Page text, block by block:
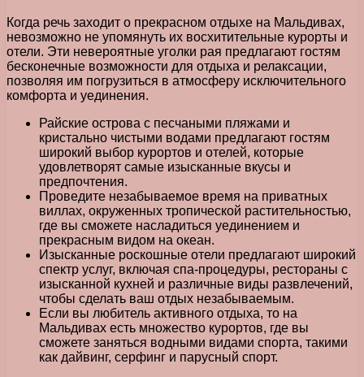
Когда речь заходит о прекрасном отдыхе на Мальдивах,
невозможно не упомянуть их восхитительные курорты и
отели. Эти невероятные уголки рая предлагают гостям
бесконечные возможности для отдыха и релаксации,
позволяя им погрузиться в атмосферу исключительного
комфорта и уединения.
Райские острова с песчаными пляжами и
кристально чистыми водами предлагают гостям
широкий выбор курортов и отелей, которые
удовлетворят самые изысканные вкусы и
предпочтения.
Проведите незабываемое время на приватных
виллах, окруженных тропической растительностью,
где вы сможете насладиться уединением и
прекрасным видом на океан.
Изысканные роскошные отели предлагают широкий
спектр услуг, включая спа-процедуры, рестораны с
изысканной кухней и различные виды развлечений,
чтобы сделать ваш отдых незабываемым.
Если вы любитель активного отдыха, то на
Мальдивах есть множество курортов, где вы
сможете заняться водными видами спорта, такими
как дайвинг, серфинг и парусный спорт.